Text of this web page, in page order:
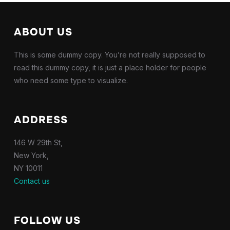
ABOUT US
This is some dummy copy. You’re not really supposed to
read this dummy copy, it is just a place holder for people
who need some type to visualize.
ADDRESS
146 W 29th St,
New York,
NY 10011
Contact us
FOLLOW US